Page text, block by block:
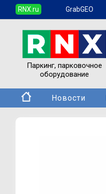
RNX.ru GrabGEO
Паркинг, парковочное
оборудование
Новости